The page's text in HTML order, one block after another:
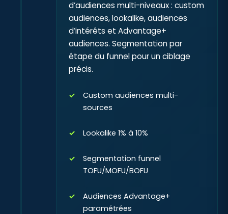
d’audiences multi-niveaux : custom
audiences, lookalike, audiences
d’intérêts et Advantage+
audiences. Segmentation par
étape du funnel pour un ciblage
précis.
Custom audiences multi-
sources
Lookalike 1% à 10%
Segmentation funnel
TOFU/MOFU/BOFU
Audiences Advantage+
paramétrées